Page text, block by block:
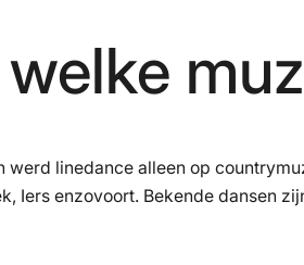
werd linedance alleen op
Iers enzovoort. Bekende dansen